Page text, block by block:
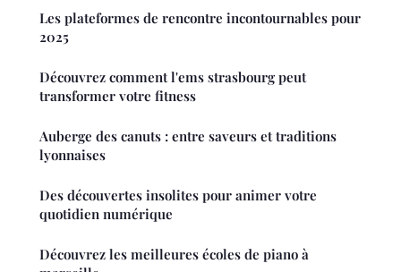
Les plateformes de rencontre incontournables pour
2025
Découvrez comment l'ems strasbourg peut
transformer votre fitness
Auberge des canuts : entre saveurs et traditions
lyonnaises
Des découvertes insolites pour animer votre
quotidien numérique
Découvrez les meilleures écoles de piano à